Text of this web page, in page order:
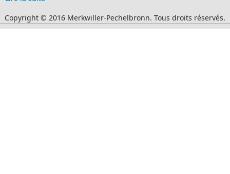
Copyright © 2016 Merkwiller-Pechelbronn. Tous droits réservés.